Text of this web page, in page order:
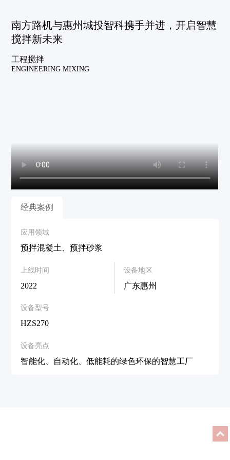
南方路机与惠州城投智科携手并进，开启智慧
搅拌新未来
工程搅拌
ENGINEERING MIXING
经典案例
应用领域
预拌混凝土、预拌砂浆
上线时间
2022
设备地区
广东惠州
设备型号
HZS270
设备亮点
智能化、自动化、低能耗的绿色环保的智慧工厂